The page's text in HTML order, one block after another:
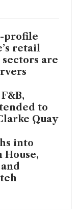
profile
retail
are
to
Quay
into
House,